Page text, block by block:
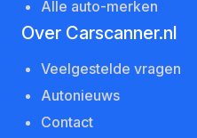
Alle auto-merken
Over Carscanner.nl
Veelgestelde vragen
Autonieuws
Contact